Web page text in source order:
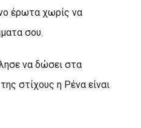
έρωτα χωρίς να
σου.
να δώσει στα
στίχους η Ρένα είναι